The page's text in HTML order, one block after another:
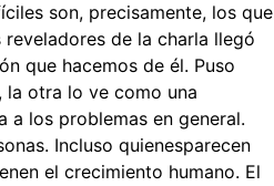
son, precisamente, los que
de la charla llegó
que hacemos de él. Puso
la otra lo ve como una
a los problemas en general.
Incluso quienesparecen
el crecimiento humano. El